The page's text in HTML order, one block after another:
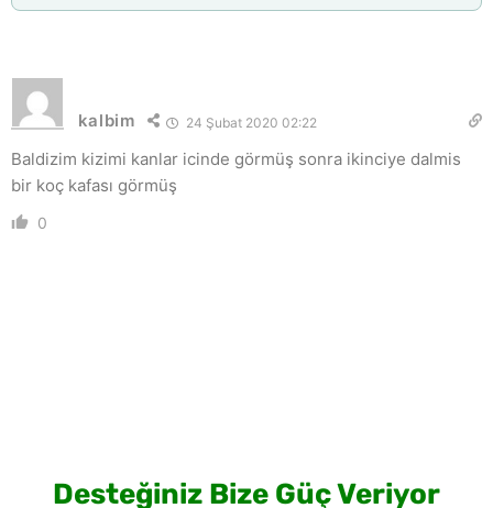
kalbim 24 Şubat 2020 02:22
Baldizim kizimi kanlar icinde görmüş sonra ikinciye dalmis
bir koç kafası görmüş
0
Desteğiniz Bize Güç Veriyor